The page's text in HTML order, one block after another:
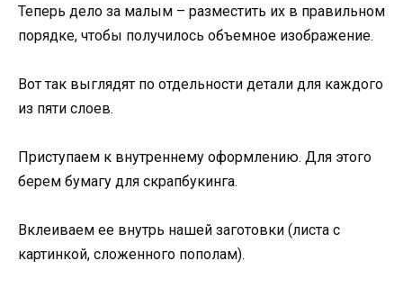
Теперь дело за малым – разместить их в правильном
порядке, чтобы получилось объемное изображение.
Вот так выглядят по отдельности детали для каждого
из пяти слоев.
Приступаем к внутреннему оформлению. Для этого
берем бумагу для скрапбукинга.
Вклеиваем ее внутрь нашей заготовки (листа с
картинкой, сложенного пополам).